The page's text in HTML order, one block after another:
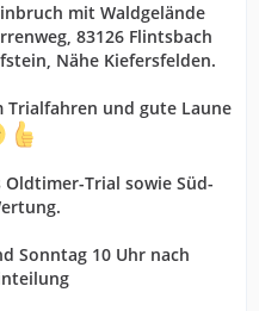
mit Waldgelände
83126 Flintsbach
Nähe Kiefersfelden.
Trialfahren und gute Laune
Trial sowie Süd-
Sonntag 10 Uhr nach